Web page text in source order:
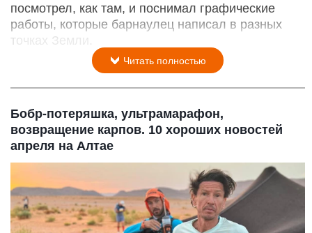
посмотрел, как там, и поснимал графические
работы, которые барнаулец написал в разных
точках Земли.
Читать полностью
Бобр-потеряшка, ультрамарафон,
возвращение карпов. 10 хороших новостей
апреля на Алтае